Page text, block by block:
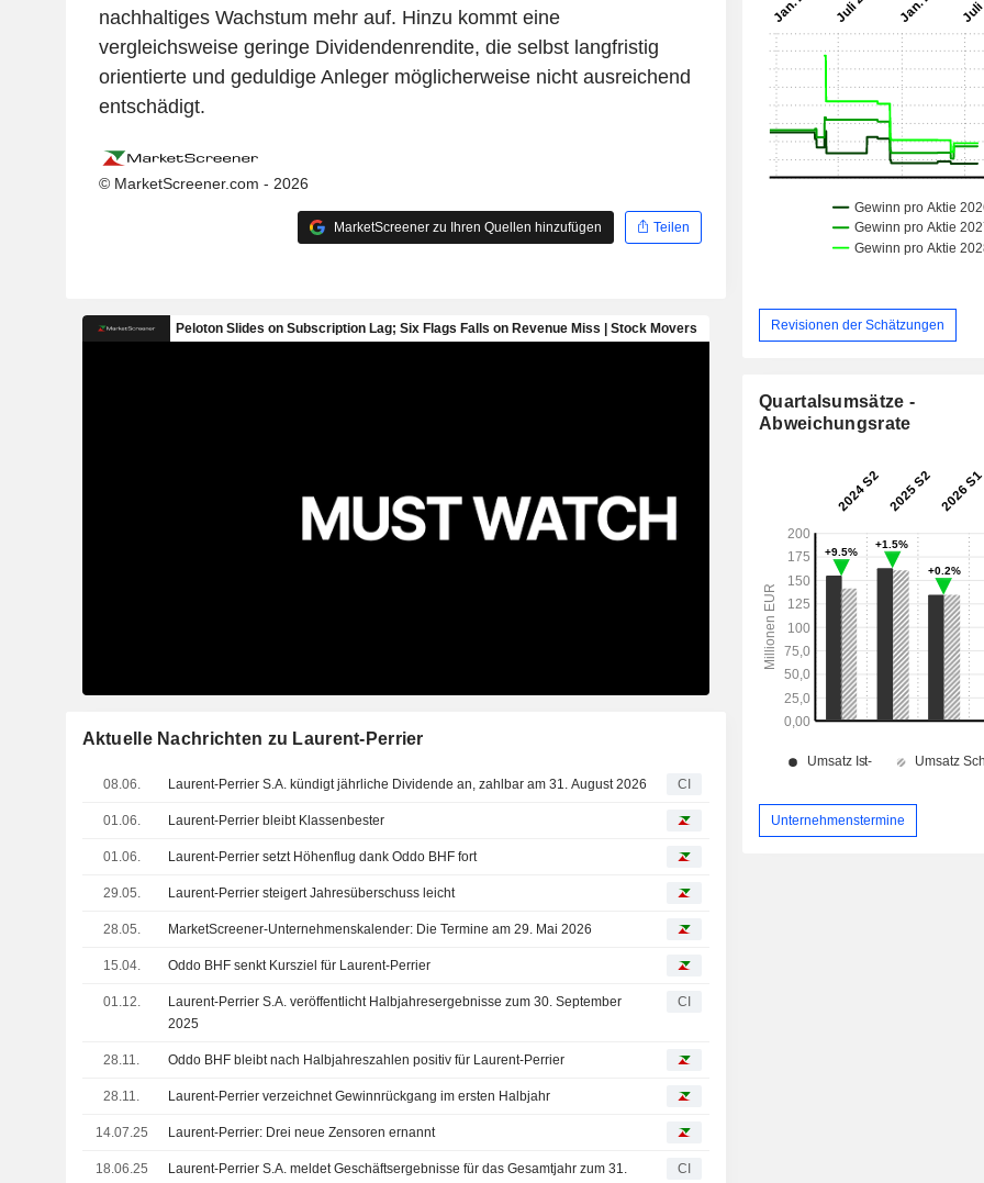
nachhaltiges Wachstum mehr auf. Hinzu kommt eine
vergleichsweise geringe Dividendenrendite, die selbst langfristig
orientierte und geduldige Anleger möglicherweise nicht ausreichend
entschädigt.
© MarketScreener.com - 2026
MarketScreener zu Ihren Quellen hinzufügen Teilen
Aktuelle Nachrichten zu Laurent-Perrier
08.06. Laurent-Perrier S.A. kündigt jährliche Dividende an, zahlbar am 31. August 2026 CI
01.06. Laurent-Perrier bleibt Klassenbester
01.06. Laurent-Perrier setzt Höhenflug dank Oddo BHF fort
29.05. Laurent-Perrier steigert Jahresüberschuss leicht
28.05. MarketScreener-Unternehmenskalender: Die Termine am 29. Mai 2026
15.04. Oddo BHF senkt Kursziel für Laurent-Perrier
01.12.
Laurent-Perrier S.A. veröffentlicht Halbjahresergebnisse zum 30. September
2025
CI
28.11. Oddo BHF bleibt nach Halbjahreszahlen positiv für Laurent-Perrier
28.11. Laurent-Perrier verzeichnet Gewinnrückgang im ersten Halbjahr
14.07.25 Laurent-Perrier: Drei neue Zensoren ernannt
18.06.25
Laurent-Perrier S.A. meldet Geschäftsergebnisse für das Gesamtjahr zum 31.
CI
Revisionen der Schätzungen
Quartalsumsätze -
Abweichungsrate
Unternehmenstermine